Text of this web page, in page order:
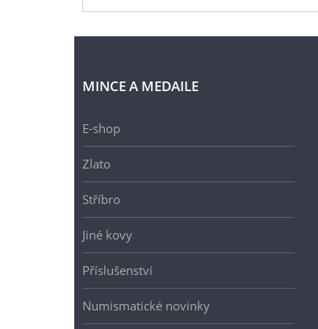
MINCE A MEDAILE
E-shop
Zlato
Stříbro
Jiné kovy
Příslušenství
Numismatické novinky